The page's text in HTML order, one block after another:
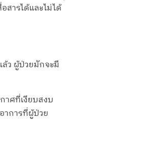
สารได้และไม่ได้
ว ผู้ป่วยมักจะมี
าศที่เงียบสงบ
าการที่ผู้ป่วย